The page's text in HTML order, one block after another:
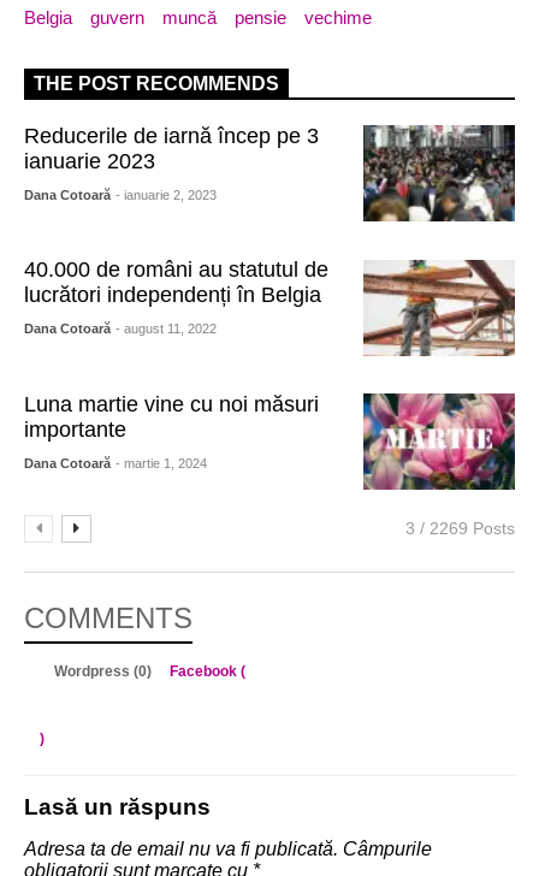
Belgia guvern muncă pensie vechime
THE POST RECOMMENDS
Reducerile de iarnă încep pe 3
ianuarie 2023
Dana Cotoară - ianuarie 2, 2023
40.000 de români au statutul de
lucrători independenți în Belgia
Dana Cotoară - august 11, 2022
Luna martie vine cu noi măsuri
importante
Dana Cotoară - martie 1, 2024
3 / 2269 Posts
COMMENTS
Wordpress (0) Facebook (
)
Lasă un răspuns
Adresa ta de email nu va fi publicată. Câmpurile
obligatorii sunt marcate cu *